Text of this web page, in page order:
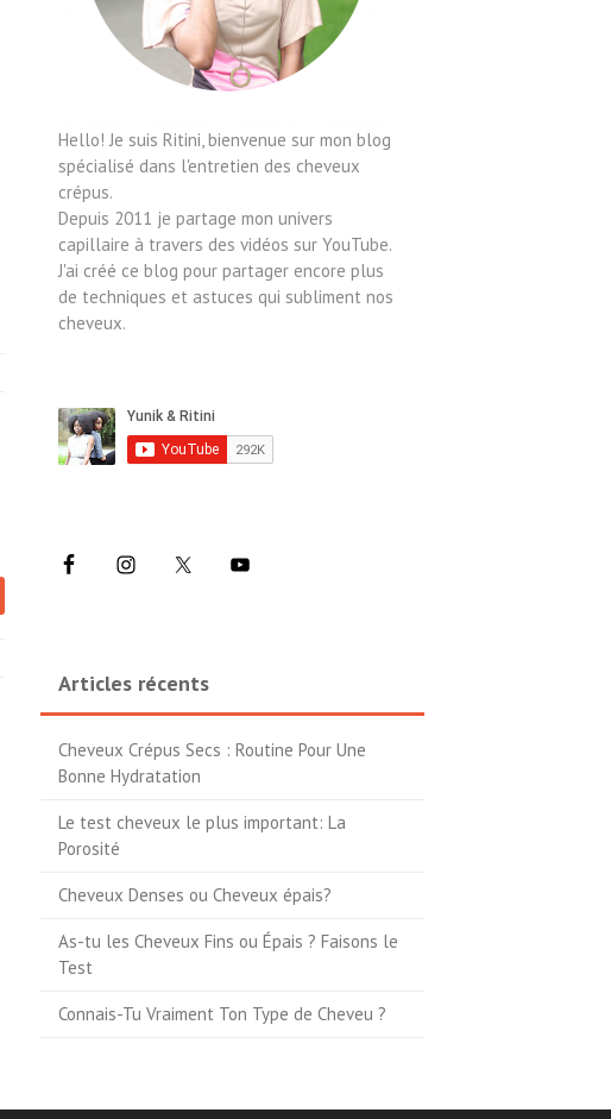
Hello! Je suis Ritini, bienvenue sur mon blog
spécialisé dans l'entretien des cheveux
crépus.
Depuis 2011 je partage mon univers
capillaire à travers des vidéos sur YouTube.
J'ai créé ce blog pour partager encore plus
de techniques et astuces qui subliment nos
cheveux.
Articles récents
Cheveux Crépus Secs : Routine Pour Une
Bonne Hydratation
Le test cheveux le plus important: La
Porosité
Cheveux Denses ou Cheveux épais?
As-tu les Cheveux Fins ou Épais ? Faisons le
Test
Connais-Tu Vraiment Ton Type de Cheveu ?